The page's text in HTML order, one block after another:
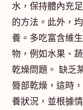
水，保持體內充
的方法。此外，
養。多吃富含維
物，例如水果、
乾燥問題。 缺乏
脣部乾燥，這時
養狀況，並根據